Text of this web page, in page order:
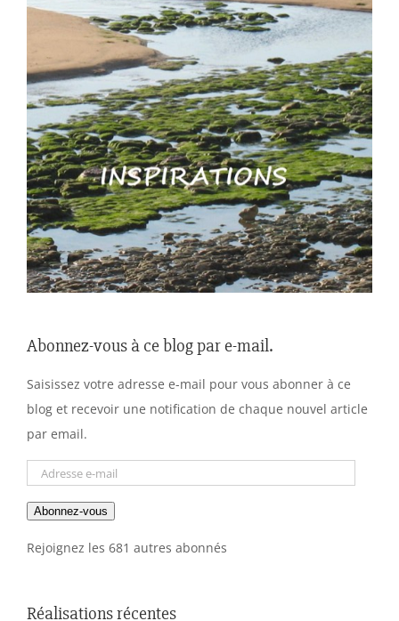
Abonnez-vous à ce blog par e-mail.
Saisissez votre adresse e-mail pour vous abonner à ce
blog et recevoir une notification de chaque nouvel article
par email.
Adresse
mail
Abonnez-vous
Rejoignez les 681 autres abonnés
Réalisations récentes